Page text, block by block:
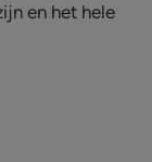
en het hele